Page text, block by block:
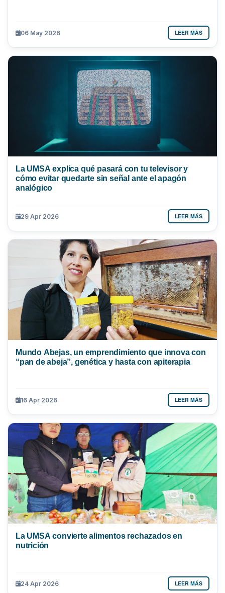
06 May 2026 LEER MÁS
La UMSA explica qué pasará con tu televisor y
cómo evitar quedarte sin señal ante el apagón
analógico
29 Apr 2026 LEER MÁS
Mundo Abejas, un emprendimiento que innova con
“pan de abeja”, genética y hasta con apiterapia
16 Apr 2026 LEER MÁS
La UMSA convierte alimentos rechazados en
nutrición
24 Apr 2026 LEER MÁS